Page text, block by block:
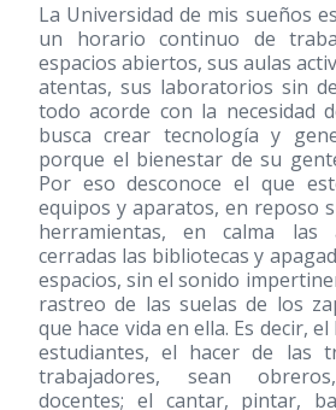
La Universidad de mis sueños
un horario continuo de
espacios abiertos, sus aulas
atentas, sus laboratorios sin
todo acorde con la necesidad
busca crear tecnología y
porque el bienestar de su
Por eso desconoce el que
equipos y aparatos, en reposo
herramientas, en calma las
cerradas las bibliotecas y
espacios, sin el sonido
rastreo de las suelas de los
que hace vida en ella. Es decir,
estudiantes, el hacer de las
trabajadores, sean
docentes; el cantar, pintar,